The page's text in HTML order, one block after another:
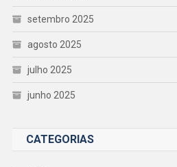
setembro 2025
agosto 2025
julho 2025
junho 2025
CATEGORIAS